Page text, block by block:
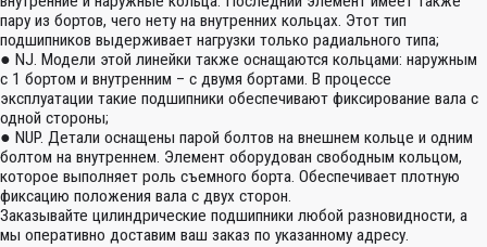
пару из бортов, чего нету на внутренних кольцах. Этот тип
подшипников выдерживает нагрузки только радиального типа;
● NJ. Модели этой линейки также оснащаются кольцами: наружным
с 1 бортом и внутренним – с двумя бортами. В процессе
эксплуатации такие подшипники обеспечивают фиксирование вала с
одной стороны;
● NUP. Детали оснащены парой болтов на внешнем кольце и одним
болтом на внутреннем. Элемент оборудован свободным кольцом,
которое выполняет роль съемного борта. Обеспечивает плотную
фиксацию положения вала с двух сторон.
Заказывайте цилиндрические подшипники любой разновидности, а
мы оперативно доставим ваш заказ по указанному адресу.